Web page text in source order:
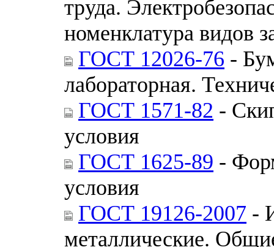
труда.
номенклатура видов
ГОСТ 12026-76 -
лабораторная.
ГОСТ 1571-82 -
условия
ГОСТ 1625-89 -
условия
ГОСТ 19126-2007 -
металлические.